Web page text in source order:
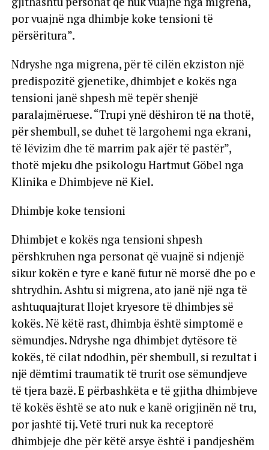
por vuajnë nga dhimbje koke tensioni të
përsëritura”.
Ndryshe nga migrena, për të cilën ekziston një
predispozitë gjenetike, dhimbjet e kokës nga
tensioni janë shpesh më tepër shenjë
paralajmëruese. “Trupi ynë dëshiron të na thotë,
për shembull, se duhet të largohemi nga ekrani,
të lëvizim dhe të marrim pak ajër të pastër”,
thotë mjeku dhe psikologu Hartmut Göbel nga
Klinika e Dhimbjeve në Kiel.
Dhimbje koke tensioni
Dhimbjet e kokës nga tensioni shpesh
përshkruhen nga personat që vuajnë si ndjenjë
sikur kokën e tyre e kanë futur në morsë dhe po e
shtrydhin. Ashtu si migrena, ato janë një nga të
ashtuquajturat llojet kryesore të dhimbjes së
kokës. Në këtë rast, dhimbja është simptomë e
sëmundjes. Ndryshe nga dhimbjet dytësore të
kokës, të cilat ndodhin, për shembull, si rezultat i
një dëmtimi traumatik të trurit ose sëmundjeve
të tjera bazë. E përbashkëta e të gjitha dhimbjeve
të kokës është se ato nuk e kanë origjinën në tru,
por jashtë tij. Vetë truri nuk ka receptorë
dhimbjeje dhe për këtë arsye është i pandjeshëm